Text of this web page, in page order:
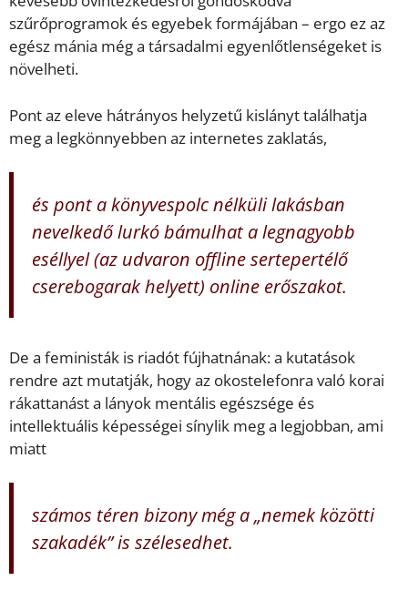
szűrőprogramok és egyebek formájában – ergo ez az
egész mánia még a társadalmi egyenlőtlenségeket is
növelheti.
Pont az eleve hátrányos helyzetű kislányt találhatja
meg a legkönnyebben az internetes zaklatás,
és pont a könyvespolc nélküli lakásban
nevelkedő lurkó bámulhat a legnagyobb
eséllyel (az udvaron offline sertepertélő
cserebogarak helyett) online erőszakot.
De a feministák is riadót fújhatnának: a kutatások
rendre azt mutatják, hogy az okostelefonra való korai
rákattanást a lányok mentális egészsége és
intellektuális képességei sínylik meg a legjobban, ami
miatt
számos téren bizony még a „nemek közötti
szakadék” is szélesedhet.